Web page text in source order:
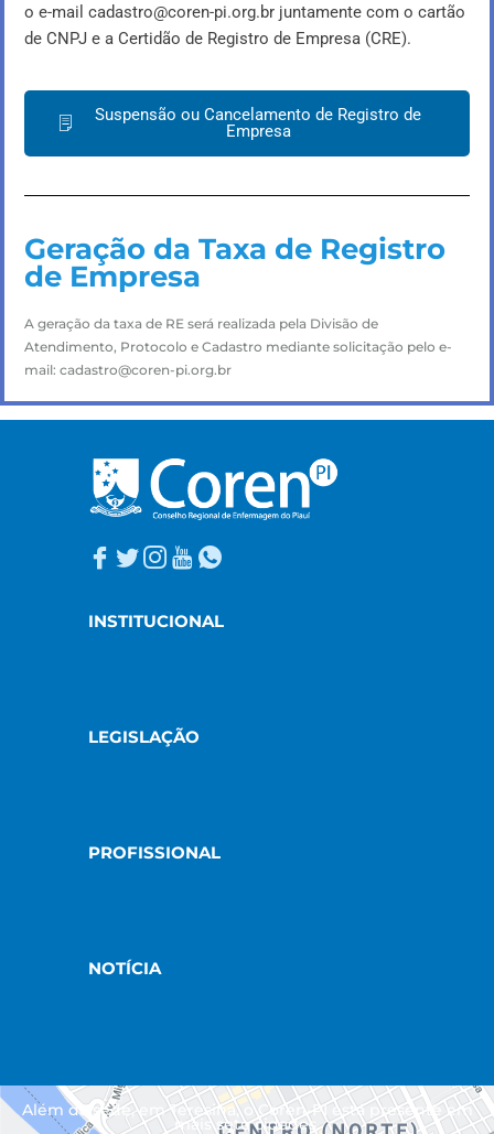
o e-mail cadastro@coren-pi.org.brjuntamente com o cartão
de CNPJ e a Certidão de Registro de Empresa (CRE).
Suspensão ou Cancelamento de Registro de
Empresa
Geração da Taxa de Registro
de Empresa
A geração da taxa de RE será realizada pela Divisão de
Atendimento, Protocolo e Cadastro mediante solicitação pelo e-
mail: cadastro@coren-pi.org.br
INSTITUCIONAL
LEGISLAÇÃO
PROFISSIONAL
NOTÍCIA
Além da sede, em Teresina, o Coren-PI está presente em
mais sete cidades.